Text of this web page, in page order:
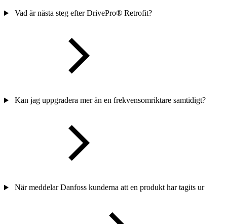
Vad är nästa steg efter DrivePro® Retrofit?
Kan jag uppgradera mer än en frekvensomriktare samtidigt?
När meddelar Danfoss kunderna att en produkt har tagits ur